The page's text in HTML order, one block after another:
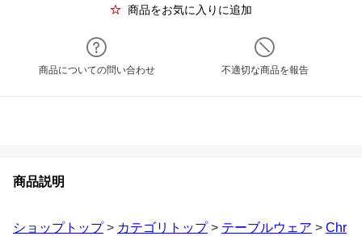
商品をお気に入りに追加
商品についての問い合わせ 不適切な商品を報告
商品説明
ショップトップ> カテゴリトップ> テーブルウェア > Chr